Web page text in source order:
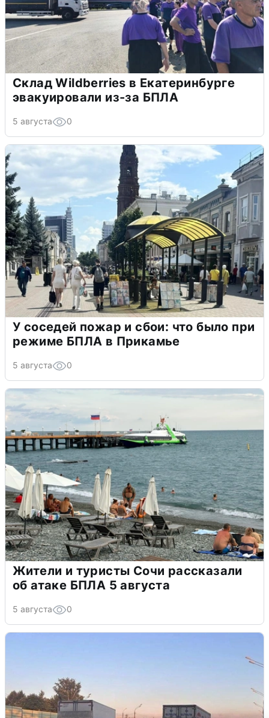
Склад Wildberries в Екатеринбурге
эвакуировали из-за БПЛА
5 августа 0
У соседей пожар и сбои: что было при
режиме БПЛА в Прикамье
5 августа 0
Жители и туристы Сочи рассказали
об атаке БПЛА 5 августа
5 августа 0